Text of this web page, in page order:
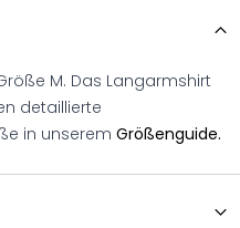
M. Das Langarmshirt
detaillierte
in unserem Größenguide.